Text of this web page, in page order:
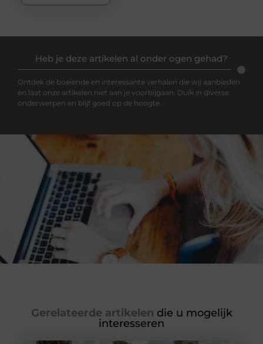
Heb je deze artikelen al onder ogen gehad?
Ontdek de boeiende en interessante verhalen die wij aanbieden
en laat onze artikelen niet aan je voorbijgaan. Duik in diverse
onderwerpen en blijf goed op de hoogte.
Gerelateerde artikelen die u mogelijk
interesseren